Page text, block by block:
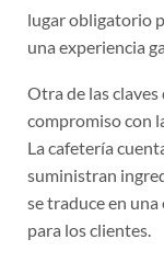
lugar obligatorio
una experiencia
Otra de las claves
compromiso con
La cafetería
suministran
se traduce en
para los clientes.